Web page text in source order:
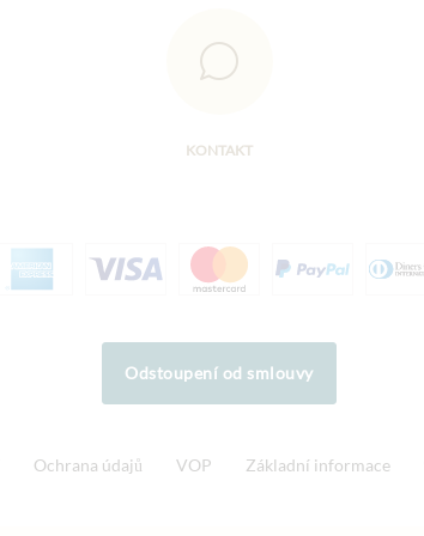
KONTAKT
Odstoupení od smlouvy
Ochrana údajů VOP Základní informace